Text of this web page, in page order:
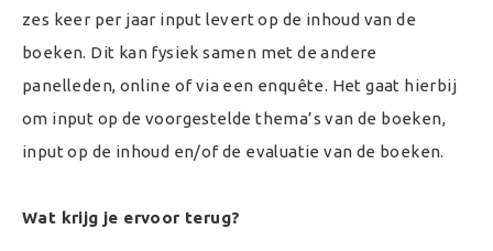
zes keer per jaar input levert op de inhoud van de
boeken. Dit kan fysiek samen met de andere
panelleden, online of via een enquête. Het gaat hierbij
om input op de voorgestelde thema’s van de boeken,
input op de inhoud en/of de evaluatie van de boeken.
Wat krijg je ervoor terug?